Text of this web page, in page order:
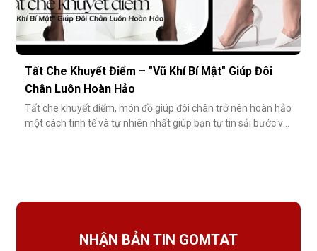
Tất Che Khuyết Điểm – "Vũ Khí Bí Mật" Giúp Đôi
Chân Luôn Hoàn Hảo
Tất che khuyết điểm, món đồ giúp đôi chân trở nên hoàn hảo
một cách tinh tế và tự nhiên nhất giúp bạn tự tin sải bước với
NHẬN BẢN TIN GOMTAT